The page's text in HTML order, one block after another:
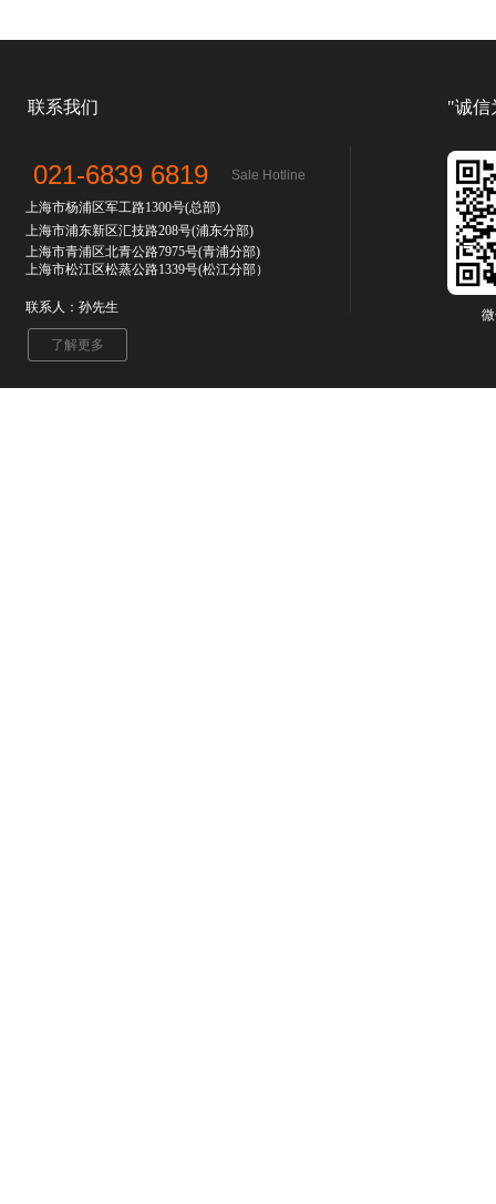
021-6839 6819
上海市杨浦区军工路1300号(总部)
上海市浦东新区汇技路208号(浦东分部)
上海市青浦区北青公路7975号(青浦分部)
上海市松江区松蒸公路1339号(松江分部）
联系人：孙先生
联系我们
Sale Hotline
了解更多
"诚信